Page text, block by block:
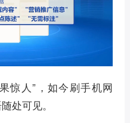
惊人”，如今刷手机网
处可见。